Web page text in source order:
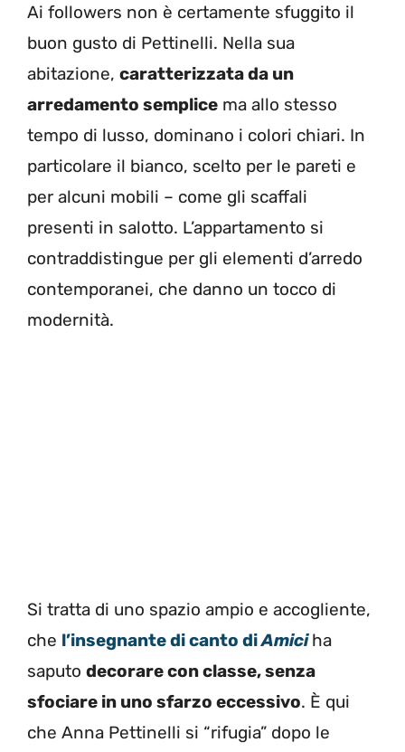
Ai followers non è certamente sfuggito il
buon gusto di Pettinelli. Nella sua
abitazione, caratterizzata da un
arredamento semplice ma allo stesso
tempo di lusso, dominano i colori chiari. In
particolare il bianco, scelto per le pareti e
per alcuni mobili – come gli scaffali
presenti in salotto. L’appartamento si
contraddistingue per gli elementi d’arredo
contemporanei, che danno un tocco di
modernità.
Si tratta di uno spazio ampio e accogliente,
che l’insegnante di canto diAmiciha
saputo decorare con classe, senza
sfociare in uno sfarzo eccessivo. È qui
che Anna Pettinelli si “rifugia” dopo le